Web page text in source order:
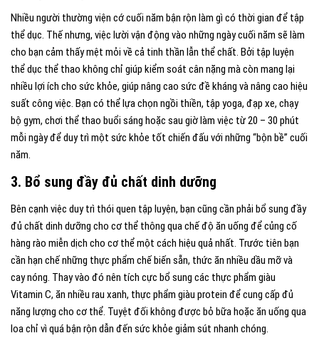
Nhiều người thường viện cớ cuối năm bận rộn làm gì có thời gian để tập
thể dục. Thế nhưng, việc lười vận động vào những ngày cuối năm sẽ làm
cho bạn cảm thấy mệt mỏi về cả tinh thần lẫn thể chất. Bởi tập luyện
thể dục thể thao không chỉ giúp kiểm soát cân nặng mà còn mang lại
nhiều lợi ích cho sức khỏe, giúp nâng cao sức đề kháng và nâng cao hiệu
suất công việc. Bạn có thể lựa chọn ngồi thiền, tập yoga, đạp xe, chạy
bộ gym, chơi thể thao buổi sáng hoặc sau giờ làm việc từ 20 – 30 phút
mỗi ngày để duy trì một sức khỏe tốt chiến đấu với những “bộn bề” cuối
năm.
3. Bổ sung đầy đủ chất dinh dưỡng
Bên cạnh việc duy trì thói quen tập luyện, bạn cũng cần phải bổ sung đầy
đủ chất dinh dưỡng cho cơ thể thông qua chế độ ăn uống để củng cố
hàng rào miễn dịch cho cơ thể một cách hiệu quả nhất. Trước tiên bạn
cần hạn chế những thực phẩm chế biến sẵn, thức ăn nhiều dầu mỡ và
cay nóng. Thay vào đó nên tích cực bổ sung các thực phẩm giàu
Vitamin C, ăn nhiều rau xanh, thực phẩm giàu protein để cung cấp đủ
năng lượng cho cơ thể. Tuyệt đối không được bỏ bữa hoặc ăn uống qua
loa chỉ vì quá bận rộn dẫn đến sức khỏe giảm sút nhanh chóng.